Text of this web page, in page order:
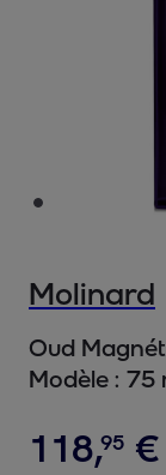
Molinard
Oud
Modèle : 75
118,95 €